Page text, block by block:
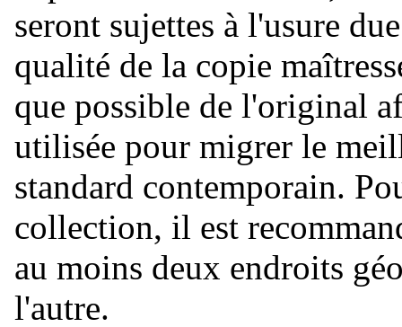
seront sujettes à l'usure
qualité de la copie
que possible de l'original
utilisée pour migrer le
standard contemporain.
collection, il est
au moins deux endroits
l'autre.